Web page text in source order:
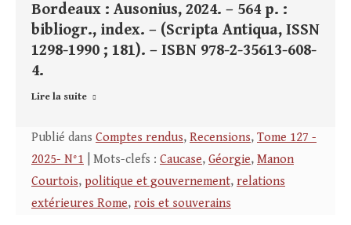
Bordeaux : Ausonius, 2024. – 564 p. :
bibliogr., index. – (Scripta Antiqua, ISSN
1298-1990 ; 181). – ISBN 978-2-35613-608-
4.
Lire la suite
Publié dans Comptes rendus, Recensions, Tome 127 -
2025- N°1 | Mots-clefs : Caucase, Géorgie, Manon
Courtois, politique et gouvernement, relations
extérieures Rome, rois et souverains